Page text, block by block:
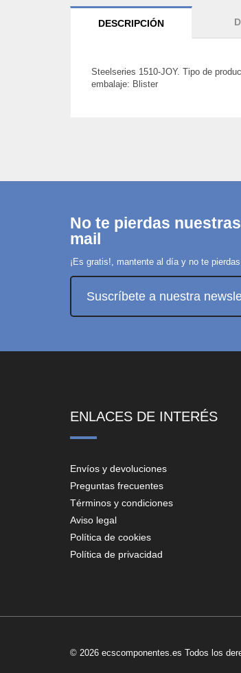
DESCRIPCIÓN
Steelseries 1510-JOY. Tipo de
embalaje: Blister
No te pierdas
mail
¡Es gratis!, mantente al día y no te
Suscríbete a nuestra
ENLACES DE INTERÉS
Envíos y devoluciones
Preguntas frecuentes
Términos y condiciones
Aviso legal
Política de cookies
Política de privacidad
© 2026 ecscomponentes.es Todos los